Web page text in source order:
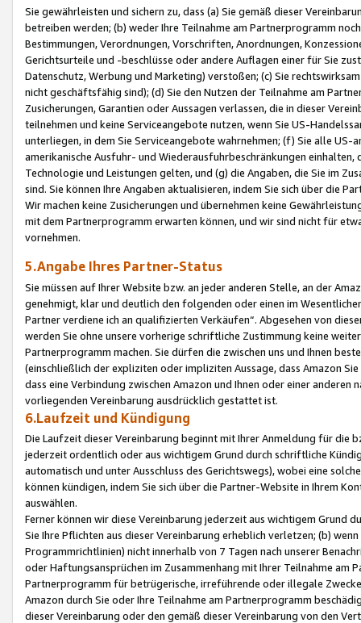
Sie gewährleisten und sichern zu, dass (a) Sie gemäß dieser
betreiben werden; (b) weder Ihre Teilnahme am Partnerprogramm
Bestimmungen, Verordnungen, Vorschriften, Anordnungen,
Gerichtsurteile und -beschlüsse oder andere Auflagen einer für Sie
Datenschutz, Werbung und Marketing) verstoßen; (c) Sie
nicht geschäftsfähig sind); (d) Sie den Nutzen der Teilnahme am
Zusicherungen, Garantien oder Aussagen verlassen, die in dieser
teilnehmen und keine Serviceangebote nutzen, wenn Sie US-
unterliegen, in dem Sie Serviceangebote wahrnehmen; (f) Sie alle
amerikanische Ausfuhr- und Wiederausfuhrbeschränkungen
Technologie und Leistungen gelten, und (g) die Angaben, die Sie im
sind. Sie können Ihre Angaben aktualisieren, indem Sie sich über die
Wir machen keine Zusicherungen und übernehmen keine
mit dem Partnerprogramm erwarten können, und wir sind nicht für
vornehmen.
5.Angabe Ihres Partner-Status
Sie müssen auf Ihrer Website bzw. an jeder anderen Stelle, an der
genehmigt, klar und deutlich den folgenden oder einen im
Partner verdiene ich an qualifizierten Verkäufen“. Abgesehen von
werden Sie ohne unsere vorherige schriftliche Zustimmung keine
Partnerprogramm machen. Sie dürfen die zwischen uns und Ihnen
(einschließlich der expliziten oder impliziten Aussage, dass Amazon
dass eine Verbindung zwischen Amazon und Ihnen oder einer
vorliegenden Vereinbarung ausdrücklich gestattet ist.
6.Laufzeit und Kündigung
Die Laufzeit dieser Vereinbarung beginnt mit Ihrer Anmeldung für die
jederzeit ordentlich oder aus wichtigem Grund durch schriftliche
automatisch und unter Ausschluss des Gerichtswegs), wobei eine
können kündigen, indem Sie sich über die Partner-Website in Ihrem
auswählen.
Ferner können wir diese Vereinbarung jederzeit aus wichtigem Grund
Sie Ihre Pflichten aus dieser Vereinbarung erheblich verletzen; (b)
Programmrichtlinien) nicht innerhalb von 7 Tagen nach unserer
oder Haftungsansprüchen im Zusammenhang mit Ihrer Teilnahme am
Partnerprogramm für betrügerische, irreführende oder illegale
Amazon durch Sie oder Ihre Teilnahme am Partnerprogramm
dieser Vereinbarung oder den gemäß dieser Vereinbarung von den